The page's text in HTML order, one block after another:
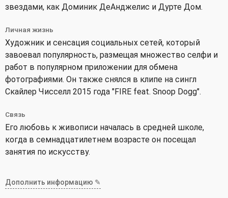
звездами, как Доминик ДеАнджелис и Дурте Дом.
Личная жизнь
Художник и сенсация социальных сетей, который
завоевал популярность, размещая множество селфи и
работ в популярном приложении для обмена
фотографиями. Он также снялся в клипе на сингл
Скайлер Чисселл 2015 года "FIRE feat. Snoop Dogg".
Связь
Его любовь к живописи началась в средней школе,
когда в семнадцатилетнем возрасте он посещал
занятия по искусству.
Дополнить информацию ✎